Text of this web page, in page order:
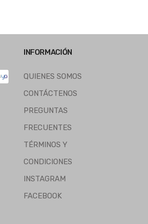
INFORMACIÓN
QUIENES SOMOS
CONTÁCTENOS
PREGUNTAS
FRECUENTES
TÉRMINOS Y
CONDICIONES
INSTAGRAM
FACEBOOK